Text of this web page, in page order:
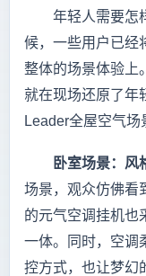
年轻人需要怎样
候，一些用户已经
整体的场景体验上
就在现场还原了年
Leader全屋空气场
卧室场景：风
场景，观众仿佛看
的元气空调挂机也
一体。同时，空调
控方式，也让梦幻